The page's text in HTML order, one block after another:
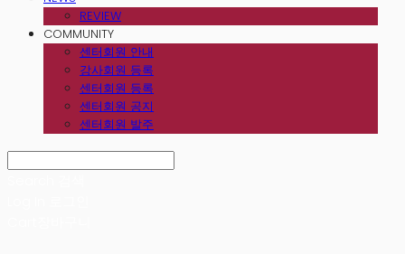
REVIEW
COMMUNITY
센터회원 안내
강사회원 등록
센터회원 등록
센터회원 공지
센터회원 발주